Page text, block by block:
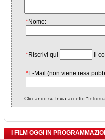
*Nome:
*Riscrivi qui il
*E-Mail (non viene resa
Cliccando su Invia accetto "
I FILM OGGI IN